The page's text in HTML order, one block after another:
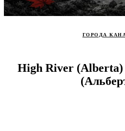
ГОРОДА
High River